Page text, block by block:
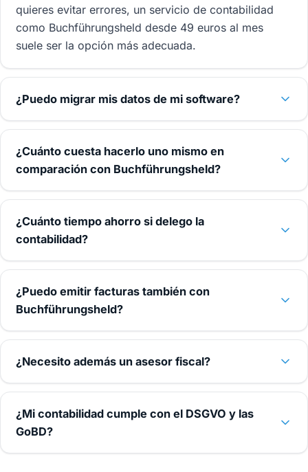
quieres evitar errores, un servicio de contabilidad
como Buchführungsheld desde 49 euros al mes
suele ser la opción más adecuada.
¿Puedo migrar mis datos de mi software?
¿Cuánto cuesta hacerlo uno mismo en
comparación con Buchführungsheld?
¿Cuánto tiempo ahorro si delego la
contabilidad?
¿Puedo emitir facturas también con
Buchführungsheld?
¿Necesito además un asesor fiscal?
¿Mi contabilidad cumple con el DSGVO y las
GoBD?